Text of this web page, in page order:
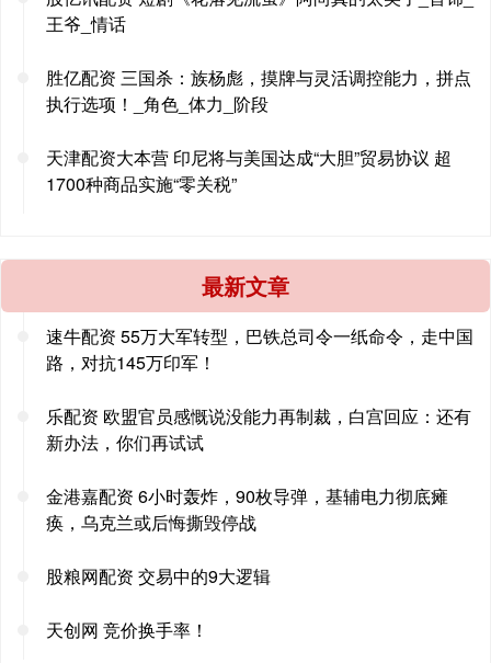
王爷_情话
胜亿配资 三国杀：族杨彪，摸牌与灵活调控能力，拼点
执行选项！_角色_体力_阶段
天津配资大本营 印尼将与美国达成“大胆”贸易协议 超
1700种商品实施“零关税”
最新文章
速牛配资 55万大军转型，巴铁总司令一纸命令，走中国
路，对抗145万印军！
乐配资 欧盟官员感慨说没能力再制裁，白宫回应：还有
新办法，你们再试试
金港嘉配资 6小时轰炸，90枚导弹，基辅电力彻底瘫
痪，乌克兰或后悔撕毁停战
股粮网配资 交易中的9大逻辑
天创网 竞价换手率！